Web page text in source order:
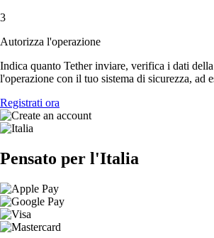
3
Autorizza l'operazione
Indica quanto Tether inviare, verifica i dati
l'operazione con il tuo sistema di sicurezza, ad
Registrati ora
Pensato per l'Italia